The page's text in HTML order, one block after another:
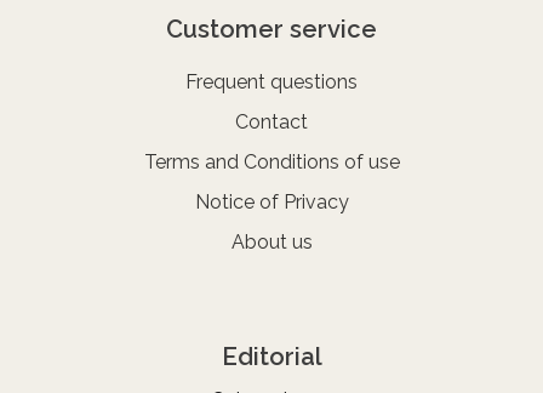
Customer service
Frequent questions
Contact
Terms and Conditions of use
Notice of Privacy
About us
Editorial